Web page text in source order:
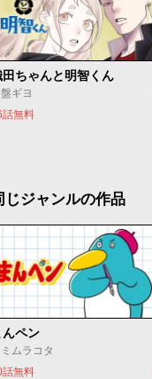
田ちゃんと明智くん
ギヨ
話無料
じジャンルの作品
んペン
ミムラコタ
話無料